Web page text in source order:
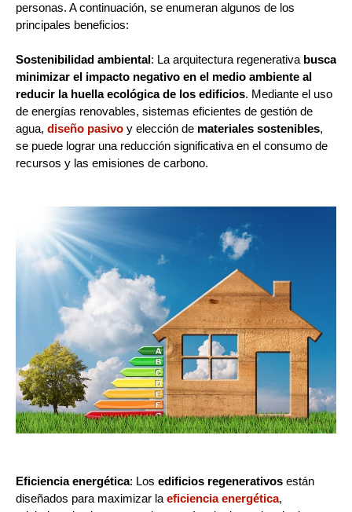
personas. A continuación, se enumeran algunos de los
principales beneficios:
Sostenibilidad ambiental: La arquitectura regenerativa busca
minimizar el impacto negativo en el medio ambiente al
reducir la huella ecológica de los edificios. Mediante el uso
de energías renovables, sistemas eficientes de gestión de
agua, diseño pasivo y elección de materiales sostenibles,
se puede lograr una reducción significativa en el consumo de
recursos y las emisiones de carbono.
Eficiencia energética: Los edificios regenerativos están
diseñados para maximizar la eficiencia energética,